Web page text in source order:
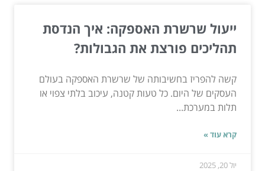
ייעול שרשרת האספקה: איך הנדסת
תהליכים פורצת את הגבולות?
קשה להפריז בחשיבותה של שרשרת האספקה בעולם
העסקים של היום. כל טעות קטנה, עיכוב בלתי צפוי או
תלות במערכת...
קרא עוד »
יול 20, 2025